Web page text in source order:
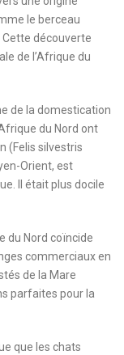
le berceau
découverte
de l’Afrique du
de la domestication
du Nord ont
(Felis silvestris
Orient, est
Il était plus docile
du Nord coïncide
commerciaux en
de la Mare
parfaites pour la
que les chats